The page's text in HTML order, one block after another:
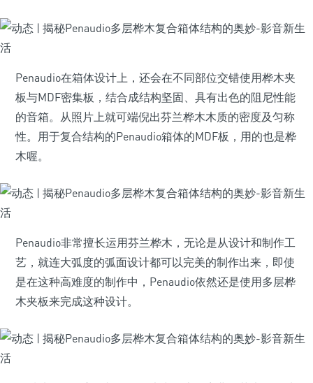
Penaudio在箱体设计上，还会在不同部位交错使用桦木夹
板与MDF密集板，结合成结构坚固、具有出色的阻尼性能
的音箱。从照片上就可端倪出芬兰桦木木质的密度及匀称
性。用于复合结构的Penaudio箱体的MDF板，用的也是桦
木喔。
Penaudio非常擅长运用芬兰桦木，无论是从设计和制作工
艺，就连大弧度的弧面设计都可以完美的制作出来，即使
是在这种高难度的制作中，Penaudio依然还是使用多层桦
木夹板来完成这种设计。